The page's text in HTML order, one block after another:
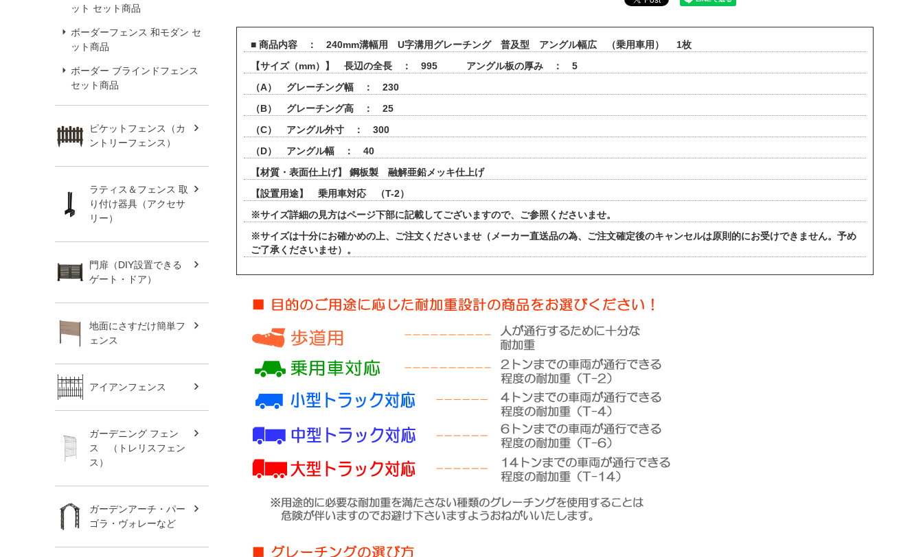
ット セット商品
ボーダーフェンス 和モダン セ
ット商品
ボーダー ブラインドフェンス
セット商品
ピケットフェンス（カ
ントリーフェンス）
ラティス＆フェンス 取
り付け器具（アクセサ
リー）
門扉（DIY設置できる
ゲート・ドア）
地面にさすだけ簡単フ
ェンス
アイアンフェンス
ガーデニング フェン
ス （トレリスフェン
ス）
ガーデンアーチ・パー
ゴラ・ヴォレーなど
■ 商品内容 ： 240mm溝幅用 U字溝用グレーチング 普及型 アングル幅広 （乗用車用） 1枚
【サイズ（mm）】 長辺の全長 ： 995 アングル板の厚み ： 5
（A） グレーチング幅 ： 230
（B） グレーチング高 ： 25
（C） アングル外寸 ： 300
（D） アングル幅 ： 40
【材質・表面仕上げ】 鋼板製 融解亜鉛メッキ仕上げ
【設置用途】 乗用車対応 （T-2）
※サイズ詳細の見方はページ下部に記載してございますので、ご参照くださいませ。
※サイズは十分にお確かめの上、ご注文くださいませ（メーカー直送品の為、ご注文確定後のキャンセルは原則的にお受けできません。予め
ご了承くださいませ）。